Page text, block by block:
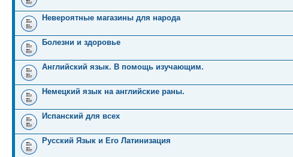
Невероятные магазины для народа
Болезни и здоровье
Английский язык. В помощь изучающим.
Немецкий язык на английские раны.
Испанский для всех
Русский Язык и Его Латинизация